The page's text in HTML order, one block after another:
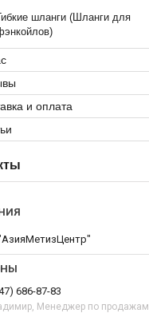
шланги (Шланги для
и оплата
686-87-83
Менеджер по продажам